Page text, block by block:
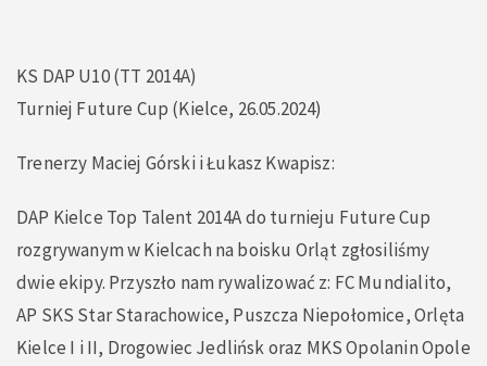
KS DAP U10 (TT 2014A)
Turniej Future Cup (Kielce, 26.05.2024)
Trenerzy Maciej Górski i Łukasz Kwapisz:
DAP Kielce Top Talent 2014A do turnieju Future Cup
rozgrywanym w Kielcach na boisku Orląt zgłosiliśmy
dwie ekipy. Przyszło nam rywalizować z: FC Mundialito,
AP SKS Star Starachowice, Puszcza Niepołomice, Orlęta
Kielce I i II, Drogowiec Jedlińsk oraz MKS Opolanin Opole